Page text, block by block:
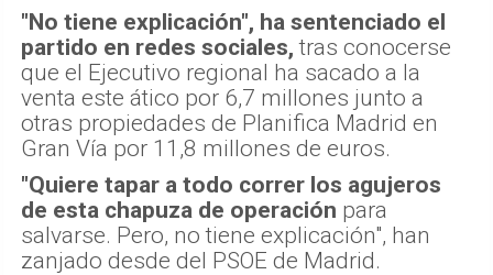
"No tiene explicación", ha sentenciado el
partido en redes sociales, tras conocerse
que el Ejecutivo regional ha sacado a la
venta este ático por 6,7 millones junto a
otras propiedades de Planifica Madrid en
Gran Vía por 11,8 millones de euros.
"Quiere tapar a todo correr los agujeros
de esta chapuza de operación para
salvarse. Pero, no tiene explicación", han
zanjado desde del PSOE de Madrid.